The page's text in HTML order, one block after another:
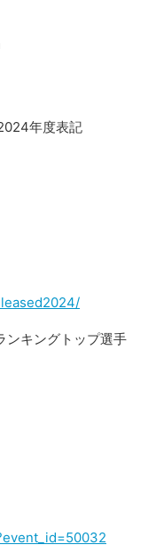
年度表記
ンキングトップ選手